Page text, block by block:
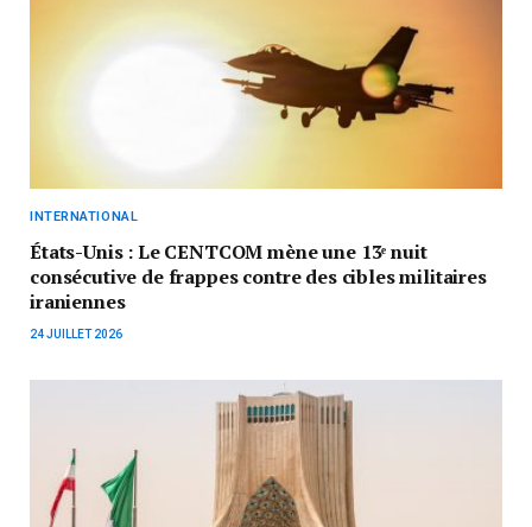
INTERNATIONAL
États-Unis : Le CENTCOM mène une 13ᵉ nuit
consécutive de frappes contre des cibles militaires
iraniennes
24 JUILLET 2026